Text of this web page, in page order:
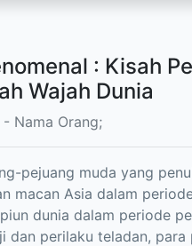
: Kisah
Wajah Dunia
- Nama Orang;
pejuang muda yang
macan Asia dalam
dunia dalam periode
dan perilaku teladan,